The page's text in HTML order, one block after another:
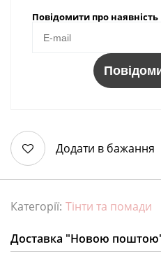
Повідомити про наявність
Додати в бажання
Категорії: Тінти та помади
Доставка "Новою